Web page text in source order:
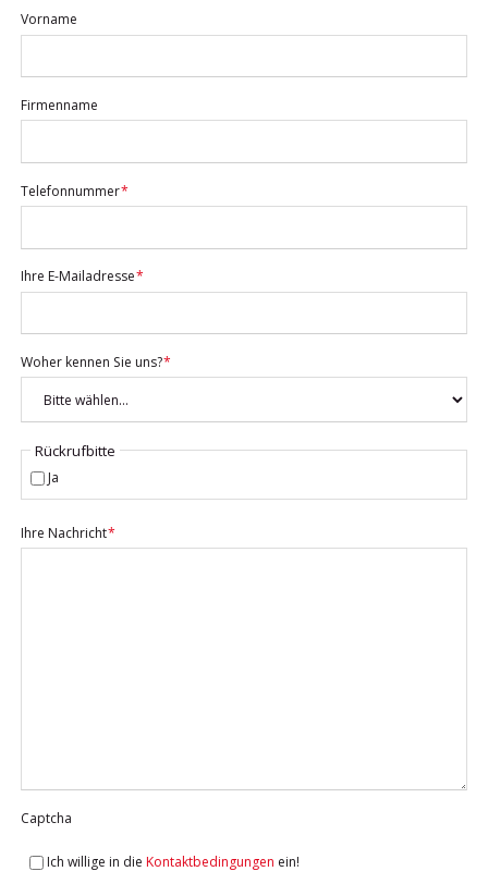
Vorname
Firmenname
Pflichtfeld
Telefonnummer*
Pflichtfeld
Ihre E-Mailadresse*
Pflichtfeld
Woher kennen Sie uns?*
Rückrufbitte
Ja
Pflichtfeld
Ihre Nachricht*
Captcha
Ich willige in die Kontaktbedingungen ein!